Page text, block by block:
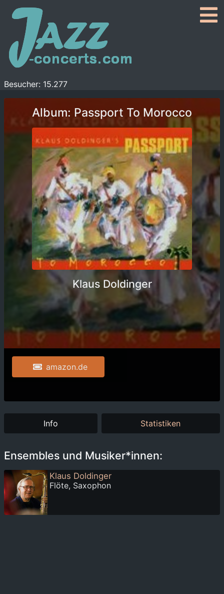
Besucher: 15.277
Album: Passport To Morocco
Klaus Doldinger
amazon.de
Info Statistiken
Ensembles und Musiker*innen:
Klaus Doldinger
Flöte, Saxophon